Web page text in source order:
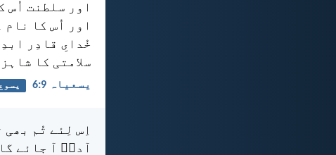
اور سلطنت اُس
اور اُس کا نام
خُدایِ قادِر
سلامتی کا
یسعیاہ 9:‏6 یسوع
اِس لِئے تُم بھی
آدمؔ آ جائے